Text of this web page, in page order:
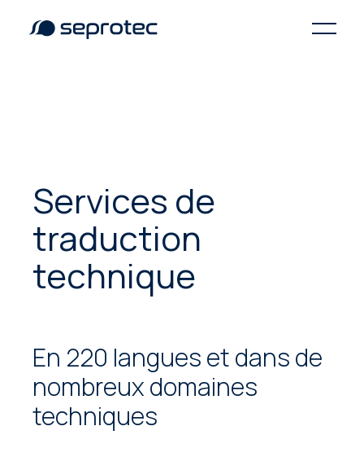
Services de
traduction
technique
En 220 langues et dans de
nombreux domaines
techniques